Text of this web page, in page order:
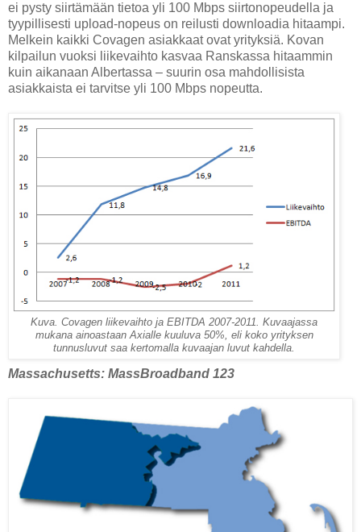
ei pysty siirtämään tietoa yli 100 Mbps siirtonopeudella ja
tyypillisesti upload-nopeus on reilusti downloadia hitaampi.
Melkein kaikki Covagen asiakkaat ovat yrityksiä. Kovan
kilpailun vuoksi liikevaihto kasvaa Ranskassa hitaammin
kuin aikanaan Albertassa – suurin osa mahdollisista
asiakkaista ei tarvitse yli 100 Mbps nopeutta.
Kuva. Covagen liikevaihto ja EBITDA 2007-2011. Kuvaajassa
mukana ainoastaan Axialle kuuluva 50%, eli koko yrityksen
tunnusluvut saa kertomalla kuvaajan luvut kahdella.
Massachusetts: MassBroadband 123